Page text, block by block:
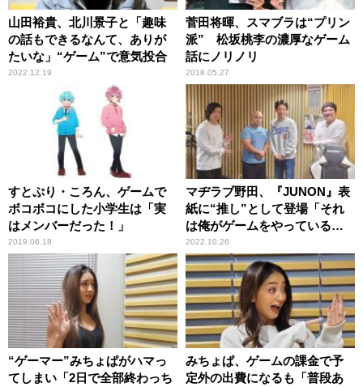
山田裕貴、北川景子と「趣味
の話もできるなんて、ありが
たいな」“ゲーム”で意気投合
2022.12.19
菅田将暉、スマブラは“プリン
派” 松坂桃李の濃厚なゲーム
話にノリノリ
2018.05.27
すとぷり・ころん、ゲームで
ボコボコにした小学生は「実
はメンバーだった！」
2019.06.18
マヂラブ野田、『JUNON』表
紙に“推し”として登場「それ
は俺がゲームをやっている姿
なんじゃないかなってこと
で」
2022.10.26
“ゲーマー”みちょぱがハマっ
てしまい「2日で全部終わっち
みちょぱ、ゲームの課金で予
定外の出費になるも「普段あ